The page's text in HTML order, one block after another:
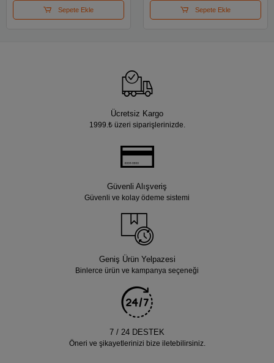
Sepete Ekle Sepete Ekle
Ücretsiz Kargo
1999.₺ üzeri siparişlerinizde.
Güvenli Alışveriş
Güvenli ve kolay ödeme sistemi
Geniş Ürün Yelpazesi
Binlerce ürün ve kampanya seçeneği
7 / 24 DESTEK
Öneri ve şikayetlerinizi bize iletebilirsiniz.